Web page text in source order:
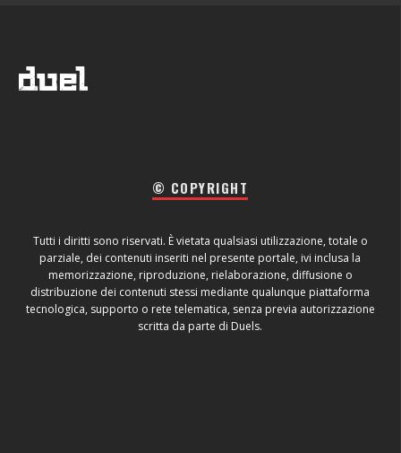
© COPYRIGHT
Tutti i diritti sono riservati. È vietata qualsiasi utilizzazione, totale o
parziale, dei contenuti inseriti nel presente portale, ivi inclusa la
memorizzazione, riproduzione, rielaborazione, diffusione o
distribuzione dei contenuti stessi mediante qualunque piattaforma
tecnologica, supporto o rete telematica, senza previa autorizzazione
scritta da parte di Duels.